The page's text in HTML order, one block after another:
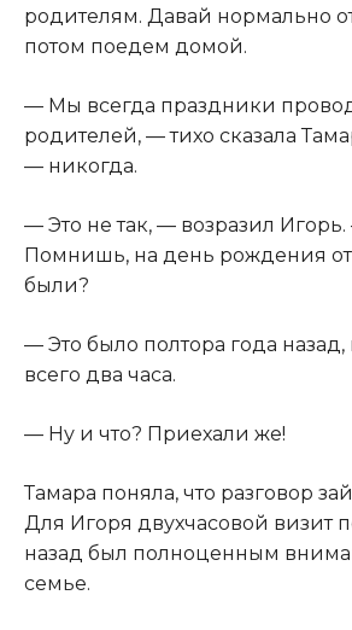
родителям. Давай нормально
потом поедем домой.
— Мы всегда праздники
родителей, — тихо сказала
— никогда.
— Это не так, — возразил
Помнишь, на день рождения
были?
— Это было полтора года
всего два часа.
— Ну и что? Приехали же!
Тамара поняла, что разговор
Для Игоря двухчасовой визит
назад был полноценным
семье.